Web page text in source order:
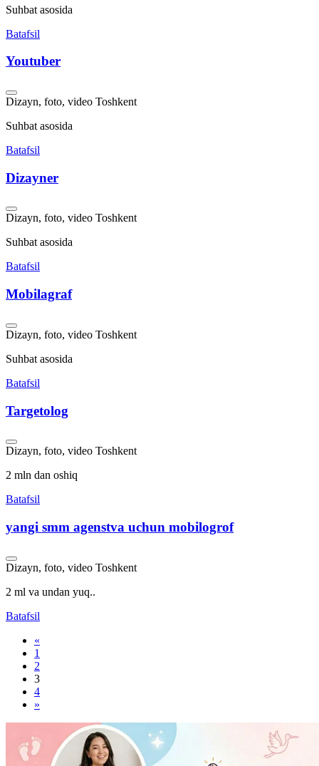
Suhbat asosida
Batafsil
Youtuber
Dizayn, foto, video Toshkent
Suhbat asosida
Batafsil
Dizayner
Dizayn, foto, video Toshkent
Suhbat asosida
Batafsil
Mobilagraf
Dizayn, foto, video Toshkent
Suhbat asosida
Batafsil
Targetolog
Dizayn, foto, video Toshkent
2 mln dan oshiq
Batafsil
yangi smm agenstva uchun mobilogrof
Dizayn, foto, video Toshkent
2 ml va undan yuq..
Batafsil
«
1
2
3
4
»